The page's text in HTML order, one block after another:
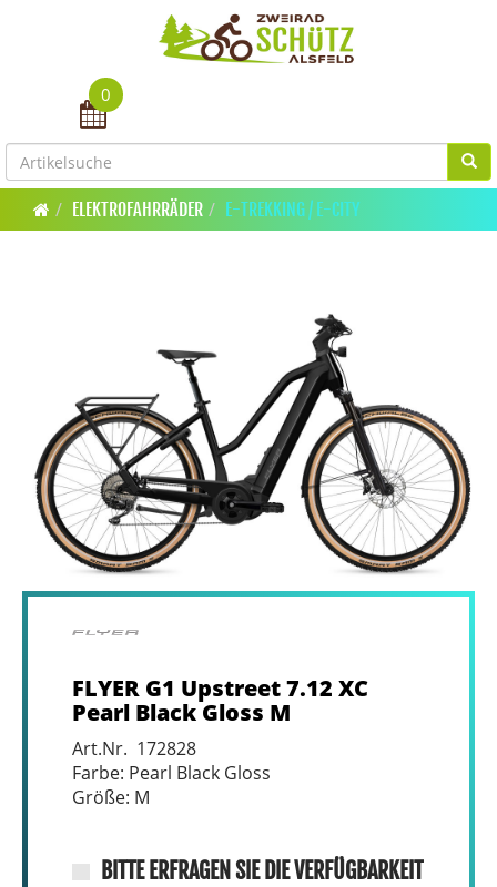
Toggle navigation
0
ELEKTROFAHRRÄDER E-TREKKING / E-CITY
FLYER G1 Upstreet 7.12 XC
Pearl Black Gloss M
Art.Nr. 172828
Farbe: Pearl Black Gloss
Größe: M
BITTE ERFRAGEN SIE DIE VERFÜGBARKEIT